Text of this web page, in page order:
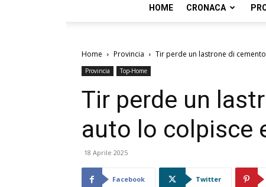
HOME CRONACA
Home Provincia Tir perde un lastrone di
Provincia Top-Home
Tir perde un
auto lo colpisce
18 Aprile 2025
Facebook Twitter